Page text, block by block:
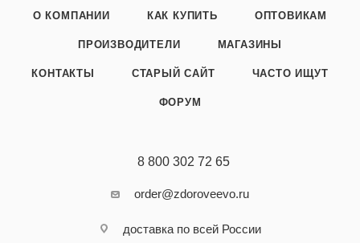
О КОМПАНИИ КАК КУПИТЬ ОПТОВИКАМ
ПРОИЗВОДИТЕЛИ МАГАЗИНЫ
КОНТАКТЫ СТАРЫЙ САЙТ ЧАСТО ИЩУТ
ФОРУМ
8 800 302 72 65
order@zdoroveevo.ru
доставка по всей России